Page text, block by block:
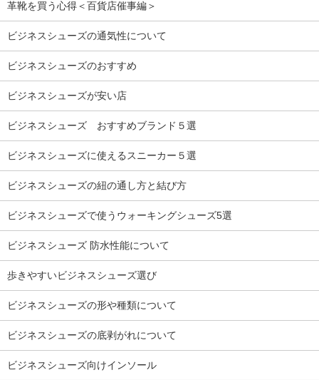
革靴を買う心得＜百貨店催事編＞
ビジネスシューズの通気性について
ビジネスシューズのおすすめ
ビジネスシューズが安い店
ビジネスシューズ おすすめブランド５選
ビジネスシューズに使えるスニーカー５選
ビジネスシューズの紐の通し方と結び方
ビジネスシューズで使うウォーキングシューズ5選
ビジネスシューズ 防水性能について
歩きやすいビジネスシューズ選び
ビジネスシューズの形や種類について
ビジネスシューズの底剥がれについて
ビジネスシューズ向けインソール